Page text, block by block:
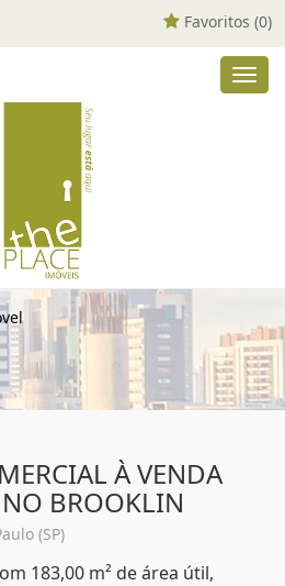
Favoritos (0)
À VENDA
BROOKLIN
(SP)
183,00 m² de área útil,